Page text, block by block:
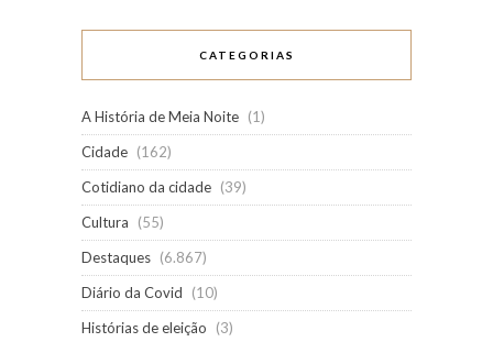
CATEGORIAS
A História de Meia Noite (1)
Cidade (162)
Cotidiano da cidade (39)
Cultura
(55)
Destaques (6.867)
Diário da Covid
(10)
Histórias de eleição
(3)